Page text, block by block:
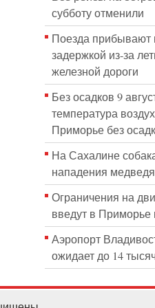
субботу отменили
Поезда прибывают
задержкой из-за
железной дороги
Без осадков 9
температура
Приморье без
На Сахалине
нападения медведя
Ограничения на
введут в
Аэропорт
ожидает до 14